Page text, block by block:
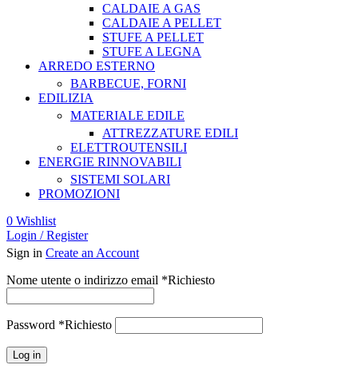
CALDAIE A GAS
CALDAIE A PELLET
STUFE A PELLET
STUFE A LEGNA
ARREDO ESTERNO
BARBECUE, FORNI
EDILIZIA
MATERIALE EDILE
ATTREZZATURE EDILI
ELETTROUTENSILI
ENERGIE RINNOVABILI
SISTEMI SOLARI
PROMOZIONI
0 Wishlist
Login / Register
Sign in Create an Account
Nome utente o indirizzo email *Richiesto
Password *Richiesto
Log in